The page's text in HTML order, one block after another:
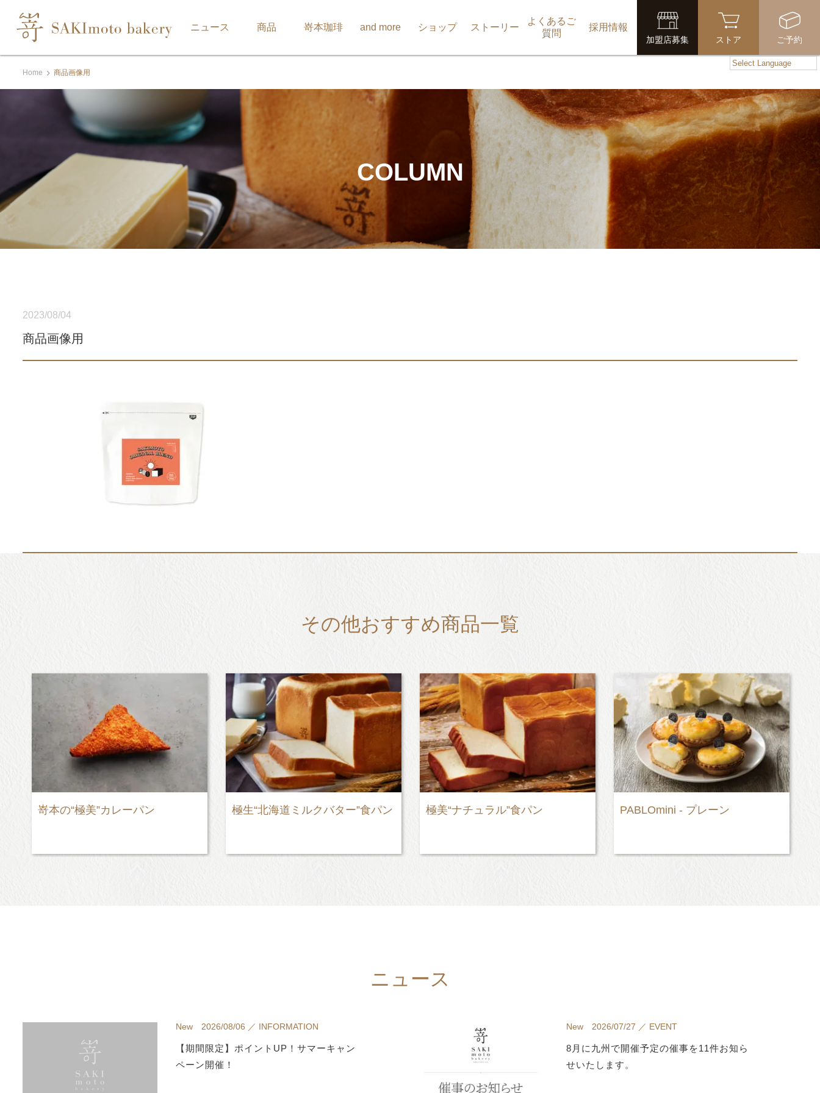
ニュース 商品 嵜本珈琲 and more ショップ ストーリー
よくあるご
質問
採用情報
加盟店募集 ストア ご予約
Home 商品画像用
COLUMN
2023/08/04
商品画像用
その他おすすめ商品一覧
極生“北海道ミルクバター”食パン 極美“ナチュラル”食パン PABLOmini - プレーン “極生”クリームあんパン
ニュース
New 2026/08/06 ／ INFORMATION
【期間限定】ポイントUP！サマーキャン
ペーン開催！
New 2026/07/27 ／ EVENT
8月に九州で開催予定の催事を11件お知ら
せいたします。